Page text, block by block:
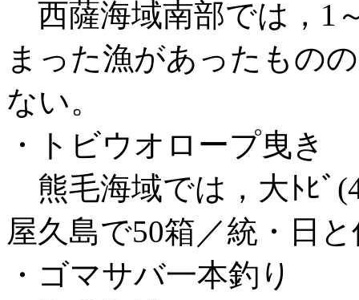
西薩海域南部では，1
まった漁があったもの
ない。
・トビウオロープ曳き
熊毛海域では，大ﾄﾋﾞ
屋久島で50箱／統・日
・ゴマサバ一本釣り